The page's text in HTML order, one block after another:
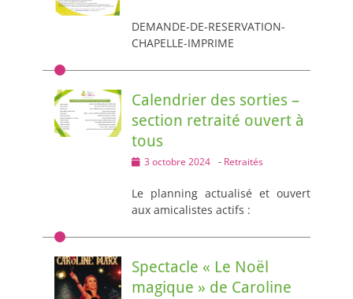
DEMANDE-DE-RESERVATION-
CHAPELLE-IMPRIME
Calendrier des sorties –
section retraité ouvert à
tous
Posted
3 octobre 2024 - Retraités
Le planning actualisé et ouvert
aux amicalistes actifs :
Spectacle « Le Noël
magique » de Caroline